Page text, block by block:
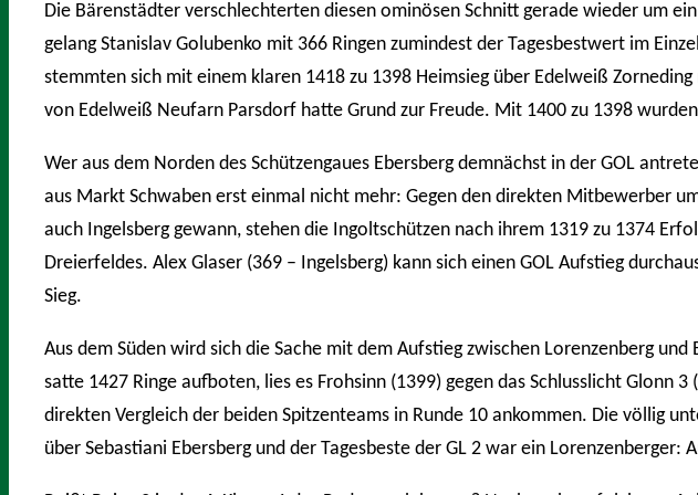
Die Bärenstädter verschlechterten diesen ominösen Schnitt gerade wieder um
gelang Stanislav Golubenko mit 366 Ringen zumindest der Tagesbestwert im
stemmten sich mit einem klaren 1418 zu 1398 Heimsieg über Edelweiß
von Edelweiß Neufarn Parsdorf hatte Grund zur Freude. Mit 1400 zu 1398
Wer aus dem Norden des Schützengaues Ebersberg demnächst in der GOL
aus Markt Schwaben erst einmal nicht mehr: Gegen den direkten Mitbewerber
auch Ingelsberg gewann, stehen die Ingoltschützen nach ihrem 1319 zu 1374
Dreierfeldes. Alex Glaser (369 – Ingelsberg) kann sich einen GOL Aufstieg
Sieg.
Aus dem Süden wird sich die Sache mit dem Aufstieg zwischen Lorenzenberg
satte 1427 Ringe aufboten, lies es Frohsinn (1399) gegen das Schlusslicht
direkten Vergleich der beiden Spitzenteams in Runde 10 ankommen. Die völlig
über Sebastiani Ebersberg und der Tagesbeste der GL 2 war ein